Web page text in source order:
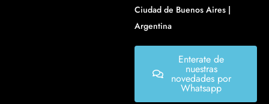
Ciudad de Buenos Aires |
Argentina
Enterate de
nuestras
novedades por
Whatsapp